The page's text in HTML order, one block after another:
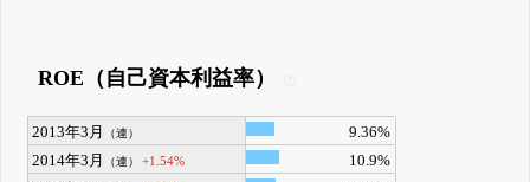
ROE（自己資本利益率）
2013年3月 （連）
9.36%
2014年3月
（連） +1.54%
10.9%